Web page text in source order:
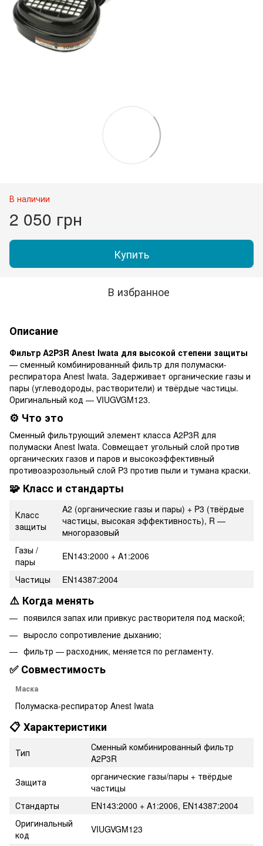
В наличии
2 050 грн
Купить
В избранное
Описание
Фильтр A2P3R Anest Iwata для высокой степени защиты
— сменный комбинированный фильтр для полумаски-
респиратора Anest Iwata. Задерживает органические газы и
пары (углеводороды, растворители) и твёрдые частицы.
Оригинальный код — VIUGVGM123.
⚙️ Что это
Сменный фильтрующий элемент класса A2P3R для
полумаски Anest Iwata. Совмещает угольный слой против
органических газов и паров и высокоэффективный
противоаэрозольный слой P3 против пыли и тумана краски.
🧩 Класс и стандарты
Класс
защиты
A2 (органические газы и пары) + P3 (твёрдые
частицы, высокая эффективность), R —
многоразовый
Газы /
пары
EN143:2000 + A1:2006
Частицы
EN14387:2004
⚠️ Когда менять
появился запах или привкус растворителя под маской;
выросло сопротивление дыханию;
фильтр — расходник, меняется по регламенту.
✅ Совместимость
Маска
Полумаска-респиратор Anest Iwata
📋 Характеристики
Тип
Сменный комбинированный фильтр
A2P3R
Защита
органические газы/пары + твёрдые
частицы
Стандарты
EN143:2000 + A1:2006, EN14387:2004
Оригинальный
код
VIUGVGM123